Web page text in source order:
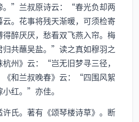
。”兰叔原诗云：“春光负却两
。花事将残天渐暖，可须检寄
醉厌厌，愁看双飞燕入帘。梅
归共蘸吴盐。”读之真如穆羽之
州》云：“岂无旧梦寻三径，
和兰叔晚春》云：“四围风絮
红。”亦佳。
氏。著有《颂琴楼诗草》。断